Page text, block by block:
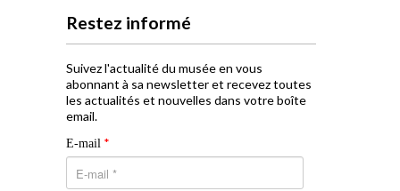
Restez informé
Suivez l'actualité du musée en vous
abonnant à sa newsletter et recevez toutes
les actualités et nouvelles dans votre boîte
email.
E-mail *